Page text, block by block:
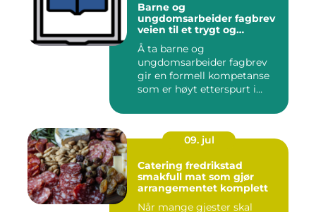
Barne og
ungdomsarbeider fagbrev
veien til et trygt og
meningsfullt yrke
Å ta barne og
ungdomsarbeider fagbrev
gir en formell kompetanse
som er høyt etterspurt i
09. jul
Catering fredrikstad
smakfull mat som gjør
arrangementet komplett
Når mange gjester skal